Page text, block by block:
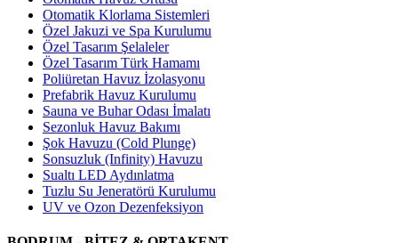
Otomatik Klorlama Sistemleri
Özel Jakuzi ve Spa Kurulumu
Özel Tasarım Şelaleler
Özel Tasarım Türk Hamamı
Poliüretan Havuz İzolasyonu
Prefabrik Havuz Kurulumu
Sauna ve Buhar Odası İmalatı
Sezonluk Havuz Bakımı
Şok Havuzu (Cold Plunge)
Sonsuzluk (Infinity) Havuzu
Sualtı LED Aydınlatma
Tuzlu Su Jeneratörü Kurulumu
UV ve Ozon Dezenfeksiyon